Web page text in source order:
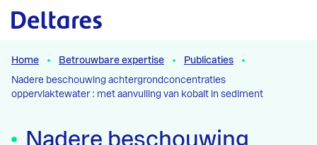
Naar hoofdcontent
Home Betrouwbare expertise
Publicaties
Nadere beschouwing achtergrondconcentraties
oppervlaktewater : met aanvulling van kobalt in sediment
Nadere beschouwing